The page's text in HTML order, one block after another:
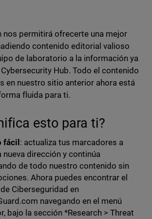
nos permitirá ofrecerte una mejor
contenido editorial valioso
de laboratorio a la información ya
Hub. Todo el contenido
en nuestro sitio anterior ahora está
fluida para ti.
esto para ti?
fácil : actualiza tus marcadores a
nueva dirección y continúa
de todo nuestro contenido sin
Ahora puedes encontrar el
Ciberseguridad en
navegando en el menú
bajo la sección *Research > Threat